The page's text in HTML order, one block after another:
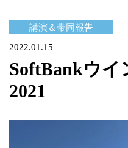
講演＆帯同報告
2022.01.15
SoftBankウ
2021